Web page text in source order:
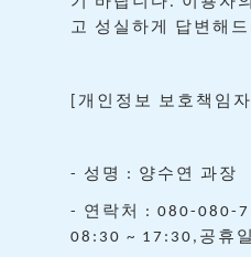
고 성실하게 답변해
개인정보 보호책임자
- 성명 : 양수연 과장
- 연락처 : 080-080-
08:30 ~ 17:30, 공휴